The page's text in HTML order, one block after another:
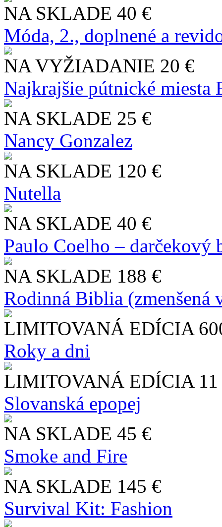
NA SKLADE 40 €
Móda, 2., doplnené a
NA VYŽIADANIE 20 €
Najkrajšie pútnické miesta
NA SKLADE 25 €
Nancy Gonzalez
NA SKLADE 120 €
Nutella
NA SKLADE 40 €
Paulo Coelho – darčekový
NA SKLADE 188 €
Rodinná Biblia (zmenšená
LIMITOVANÁ EDÍCIA
Roky a dni
LIMITOVANÁ EDÍCIA
Slo​vanská epopej
NA SKLADE 45 €
Smoke and Fire
NA SKLADE 145 €
Survival Kit: Fashion